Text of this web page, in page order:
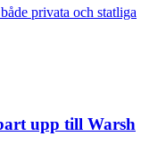
privata och statliga
upp till Warsh